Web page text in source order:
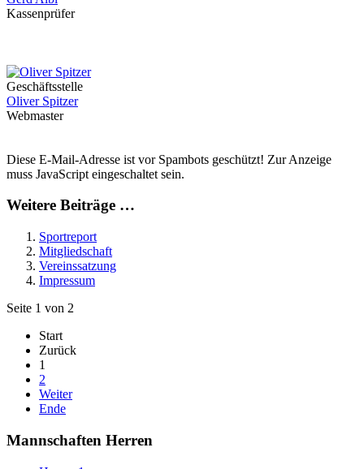
Kassenprüfer
Geschäftsstelle
Oliver Spitzer
Webmaster
Diese E-Mail-Adresse ist vor Spambots geschützt! Zur Anzeige
muss JavaScript eingeschaltet sein.
Weitere Beiträge …
Sportreport
Mitgliedschaft
Vereinssatzung
Impressum
Seite 1 von 2
Start
Zurück
1
2
Weiter
Ende
Mannschaften Herren